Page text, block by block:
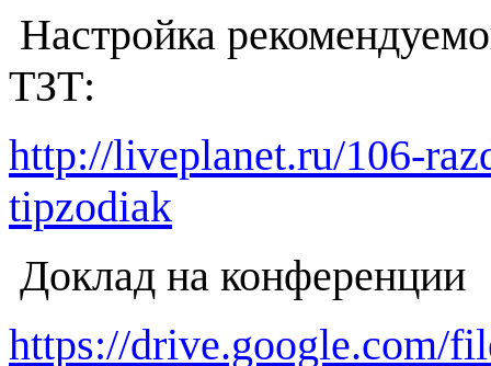
Настройка
ТЗТ:
http://liveplanet.ru/106-
tipzodiak
Доклад на конференции
https://drive.google.com/